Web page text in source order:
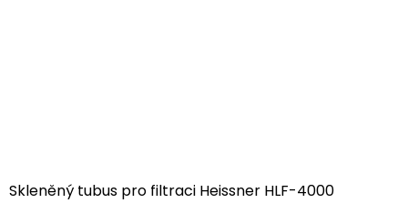
Skleněný tubus pro filtraci Heissner HLF-4000